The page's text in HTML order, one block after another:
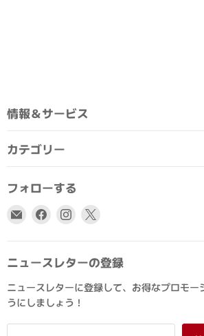
情報＆サービス
カテゴリー
フォローする
ル
見
つ
Facebook
つ
て
く
Instagram
つ
て
く
つ
け
て
ニュースレターの登録
ニュースレターに登録して、お得なプロモー
うにしましょう！